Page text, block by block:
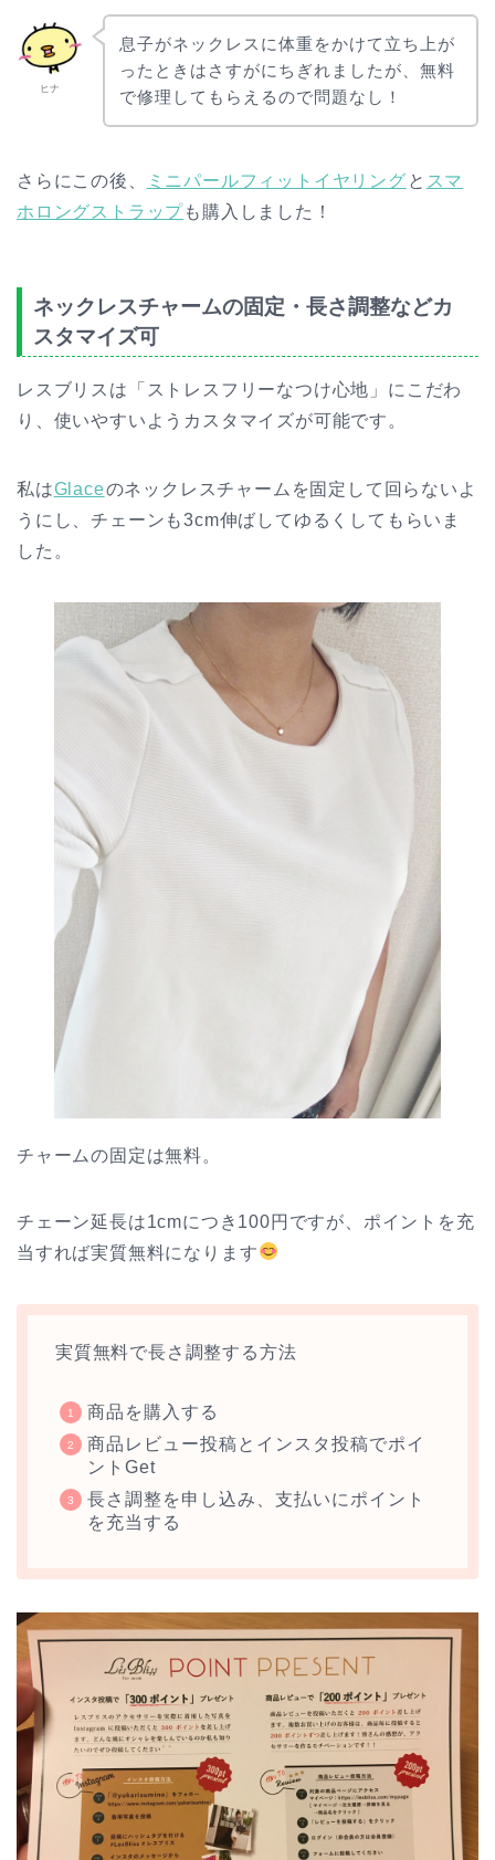
ヒナ
息子がネックレスに体重をかけて立ち上が
ったときはさすがにちぎれましたが、無料
で修理してもらえるので問題なし！
さらにこの後、 ミニパールフィットイヤリング と スマ
ホロングストラップも購入しました！
ネックレスチャームの固定・長さ調整などカ
スタマイズ可
レスブリスは「ストレスフリーなつけ心地」にこだわ
り、使いやすいようカスタマイズが可能です。
私はGlaceのネックレスチャームを固定して回らないよ
うにし、チェーンも3cm伸ばしてゆるくしてもらいま
した。
チャームの固定は無料。
チェーン延長は1cmにつき100円ですが、ポイントを充
当すれば実質無料になります
実質無料で長さ調整する方法
商品を購入する
商品レビュー投稿とインスタ投稿でポイ
ントGet
長さ調整を申し込み、支払いにポイント
を充当する